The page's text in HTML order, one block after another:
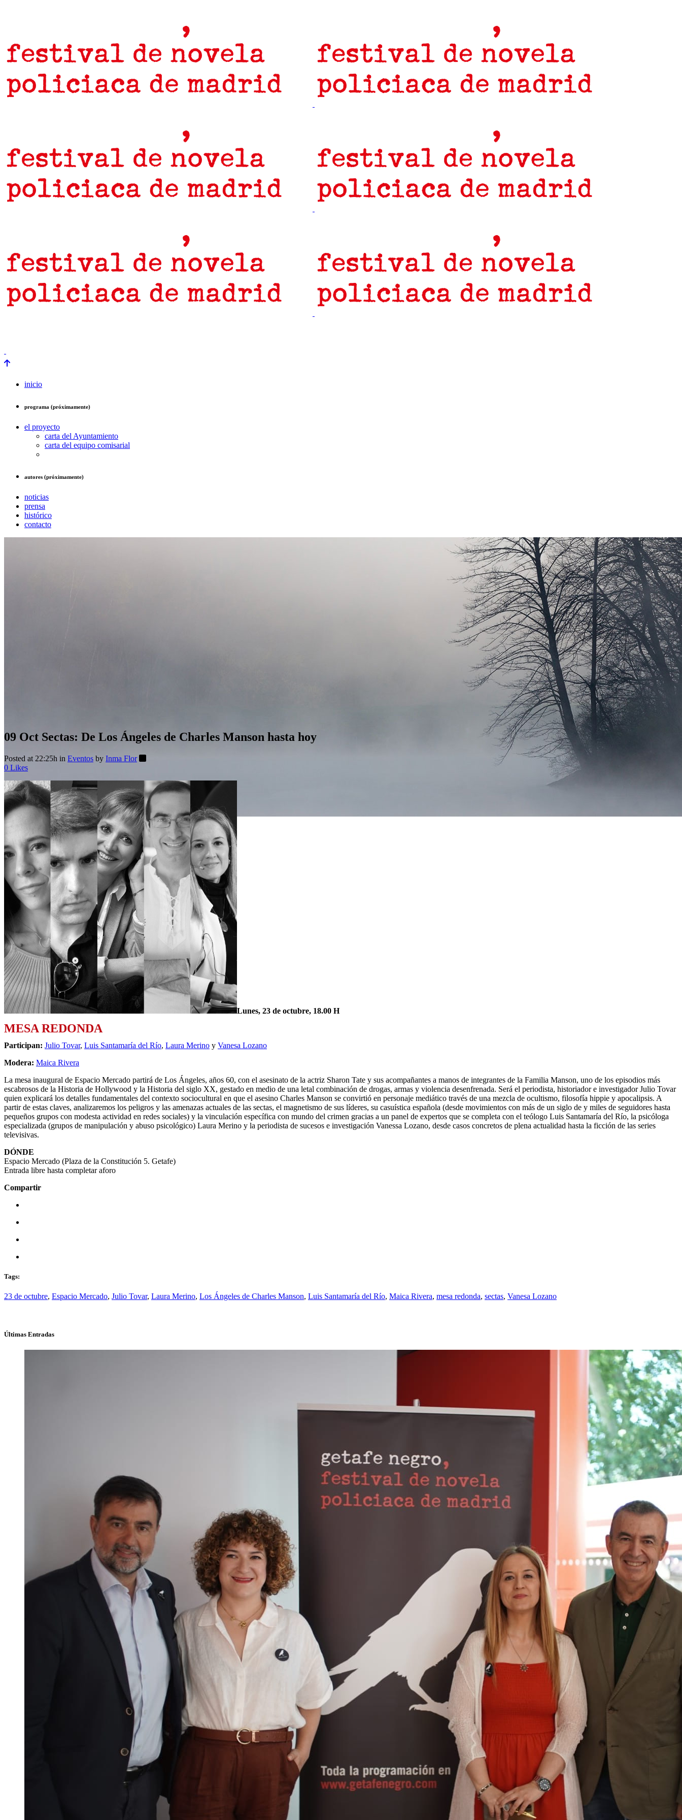
inicio
programa (próximamente)
el proyecto
carta del Ayuntamiento
carta del equipo comisarial
autores (próximamente)
noticias
prensa
histórico
contacto
09 Oct Sectas: De Los Ángeles de Charles Manson hasta hoy
Posted at 22:25h in Eventos by Inma Flor
0 Likes
Lunes, 23 de octubre, 18.00 H
MESA REDONDA
Participan: Julio Tovar, Luis Santamaría del Río, Laura Merino y Vanesa Lozano
Modera: Maica Rivera
La mesa inaugural de Espacio Mercado partirá de Los Ángeles, años 60, con el asesinato de la actriz Sharon Tate y sus acompañantes a manos de integrantes de la Familia Manson, uno de los episodios más
escabrosos de la Historia de Hollywood y la Historia del siglo XX, gestado en medio de una letal combinación de drogas, armas y violencia desenfrenada. Será el periodista, historiador e investigador Julio Tovar
quien explicará los detalles fundamentales del contexto sociocultural en que el asesino Charles Manson se convirtió en personaje mediático través de una mezcla de ocultismo, filosofía hippie y apocalipsis. A
partir de estas claves, analizaremos los peligros y las amenazas actuales de las sectas, el magnetismo de sus líderes, su casuística española (desde movimientos con más de un siglo de y miles de seguidores hasta
pequeños grupos con modesta actividad en redes sociales) y la vinculación específica con mundo del crimen gracias a un panel de expertos que se completa con el teólogo Luis Santamaría del Río, la psicóloga
especializada (grupos de manipulación y abuso psicológico) Laura Merino y la periodista de sucesos e investigación Vanessa Lozano, desde casos concretos de plena actualidad hasta la ficción de las series
televisivas.
DÓNDE
Espacio Mercado (Plaza de la Constitución 5. Getafe)
Entrada libre hasta completar aforo
Compartir
Tags:
23 de octubre, Espacio Mercado, Julio Tovar, Laura Merino, Los Ángeles de Charles Manson, Luis Santamaría del Río, Maica Rivera, mesa redonda, sectas, Vanesa Lozano
Últimas Entradas